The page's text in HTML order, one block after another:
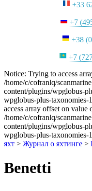
+33
+7
+38
+7
Notice: Trying to access
/home/c/cofranlq/
content/plugins/wpglobus-
wpglobus-plus-
access array offset on value
/home/c/cofranlq/
content/plugins/wpglobus-
wpglobus-plus-taxonomies-
яхт > Журнал о яхтинге >
Benetti